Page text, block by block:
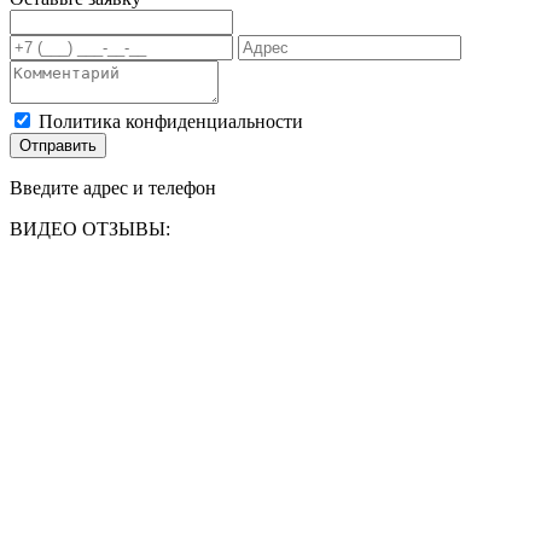
Политика конфиденциальности
Отправить
Введите адрес и телефон
ВИДЕО ОТЗЫВЫ: